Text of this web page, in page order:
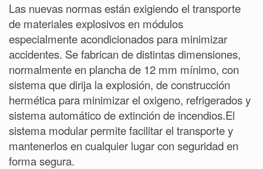
Las nuevas normas están exigiendo el transporte
de materiales explosivos en módulos
especialmente acondicionados para minimizar
accidentes. Se fabrican de distintas dimensiones,
normalmente en plancha de 12 mm mínimo, con
sistema que dirija la explosión, de construcción
hermética para minimizar el oxigeno, refrigerados y
sistema automático de extinción de incendios.El
sistema modular permite facilitar el transporte y
mantenerlos en cualquier lugar con seguridad en
forma segura.